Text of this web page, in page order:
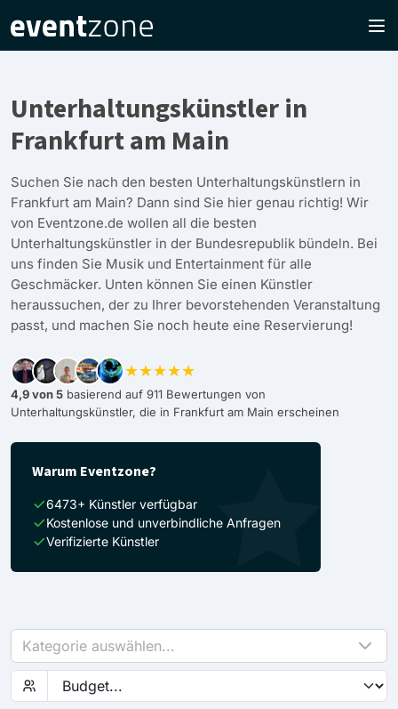
Unterhaltungskünstler in
Frankfurt am Main
Suchen Sie nach den besten Unterhaltungskünstlern in
Frankfurt am Main? Dann sind Sie hier genau richtig! Wir
von Eventzone.de wollen all die besten
Unterhaltungskünstler in der Bundesrepublik bündeln. Bei
uns finden Sie Musik und Entertainment für alle
Geschmäcker. Unten können Sie einen Künstler
heraussuchen, der zu Ihrer bevorstehenden Veranstaltung
passt, und machen Sie noch heute eine Reservierung!
★★★★★
4,9 von 5 basierend auf 911 Bewertungen von
Unterhaltungskünstler, die in Frankfurt am Main erscheinen
Warum Eventzone?
6473+ Künstler verfügbar
Kostenlose und unverbindliche Anfragen
Verifizierte Künstler
Kategorie auswählen...